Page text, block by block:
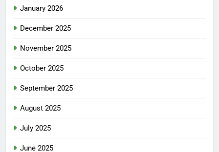
January 2026
December 2025
November 2025
October 2025
September 2025
August 2025
July 2025
June 2025